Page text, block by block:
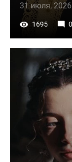
31 июля, 2026
1695 0